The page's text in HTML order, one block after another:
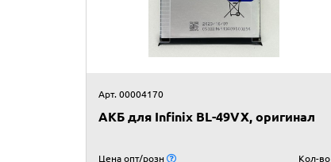
Арт. 00004170
АКБ для Infinix BL-49VX, оригинал
Цена опт/розн Кол-во